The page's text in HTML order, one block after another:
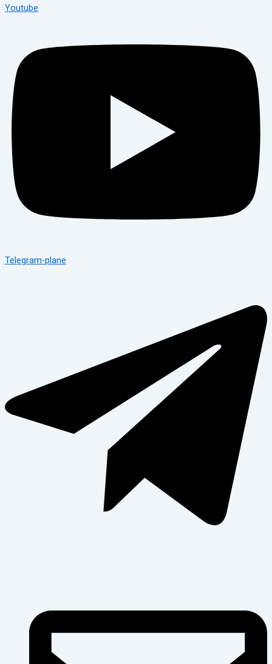
Youtube
Telegram-plane